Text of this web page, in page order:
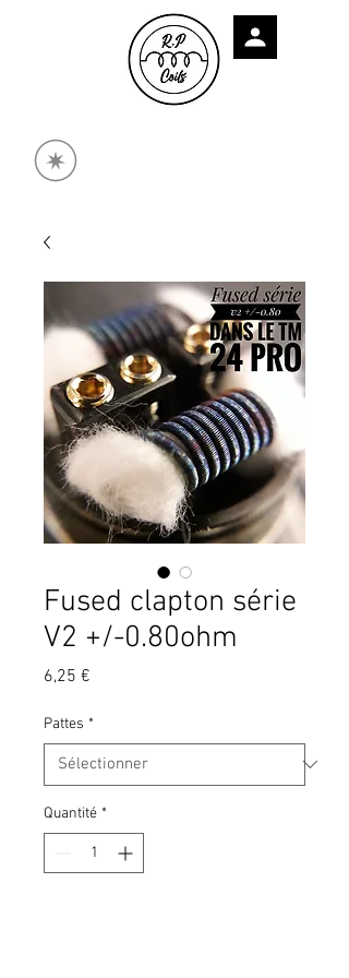
Fused clapton série
V2 +/-0.80ohm
6,25 €
Pattes *
Quantité *